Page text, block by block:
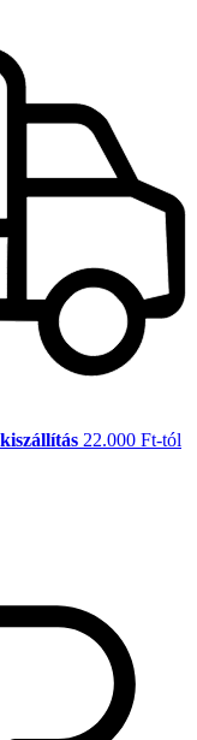
22.000 Ft-tól